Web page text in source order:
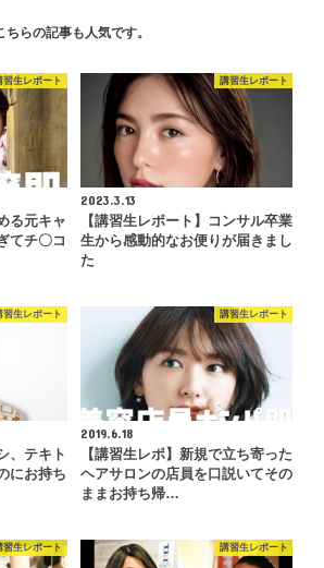
ちらの記事も人気です。
習生レポート
る元キャ
てチ〇コ
講習生レポート
2023.3.13
【講習生レポート】コンサル卒業
生から感動的なお便りが届きまし
た
習生レポート
、テキト
にお持ち
講習生レポート
2019.6.18
【講習生レポ】新規で立ち寄った
ヘアサロンの店員を口説いてその
ままお持ち帰…
習生レポート 講習生レポート